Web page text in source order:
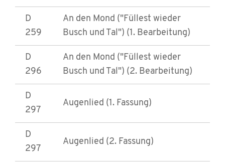
D
259
An den Mond ("Füllest wieder
Busch und Tal") (1. Bearbeitung)
D
296
An den Mond ("Füllest wieder
Busch und Tal") (2. Bearbeitung)
D
297
Augenlied (1. Fassung)
D
297
Augenlied (2. Fassung)